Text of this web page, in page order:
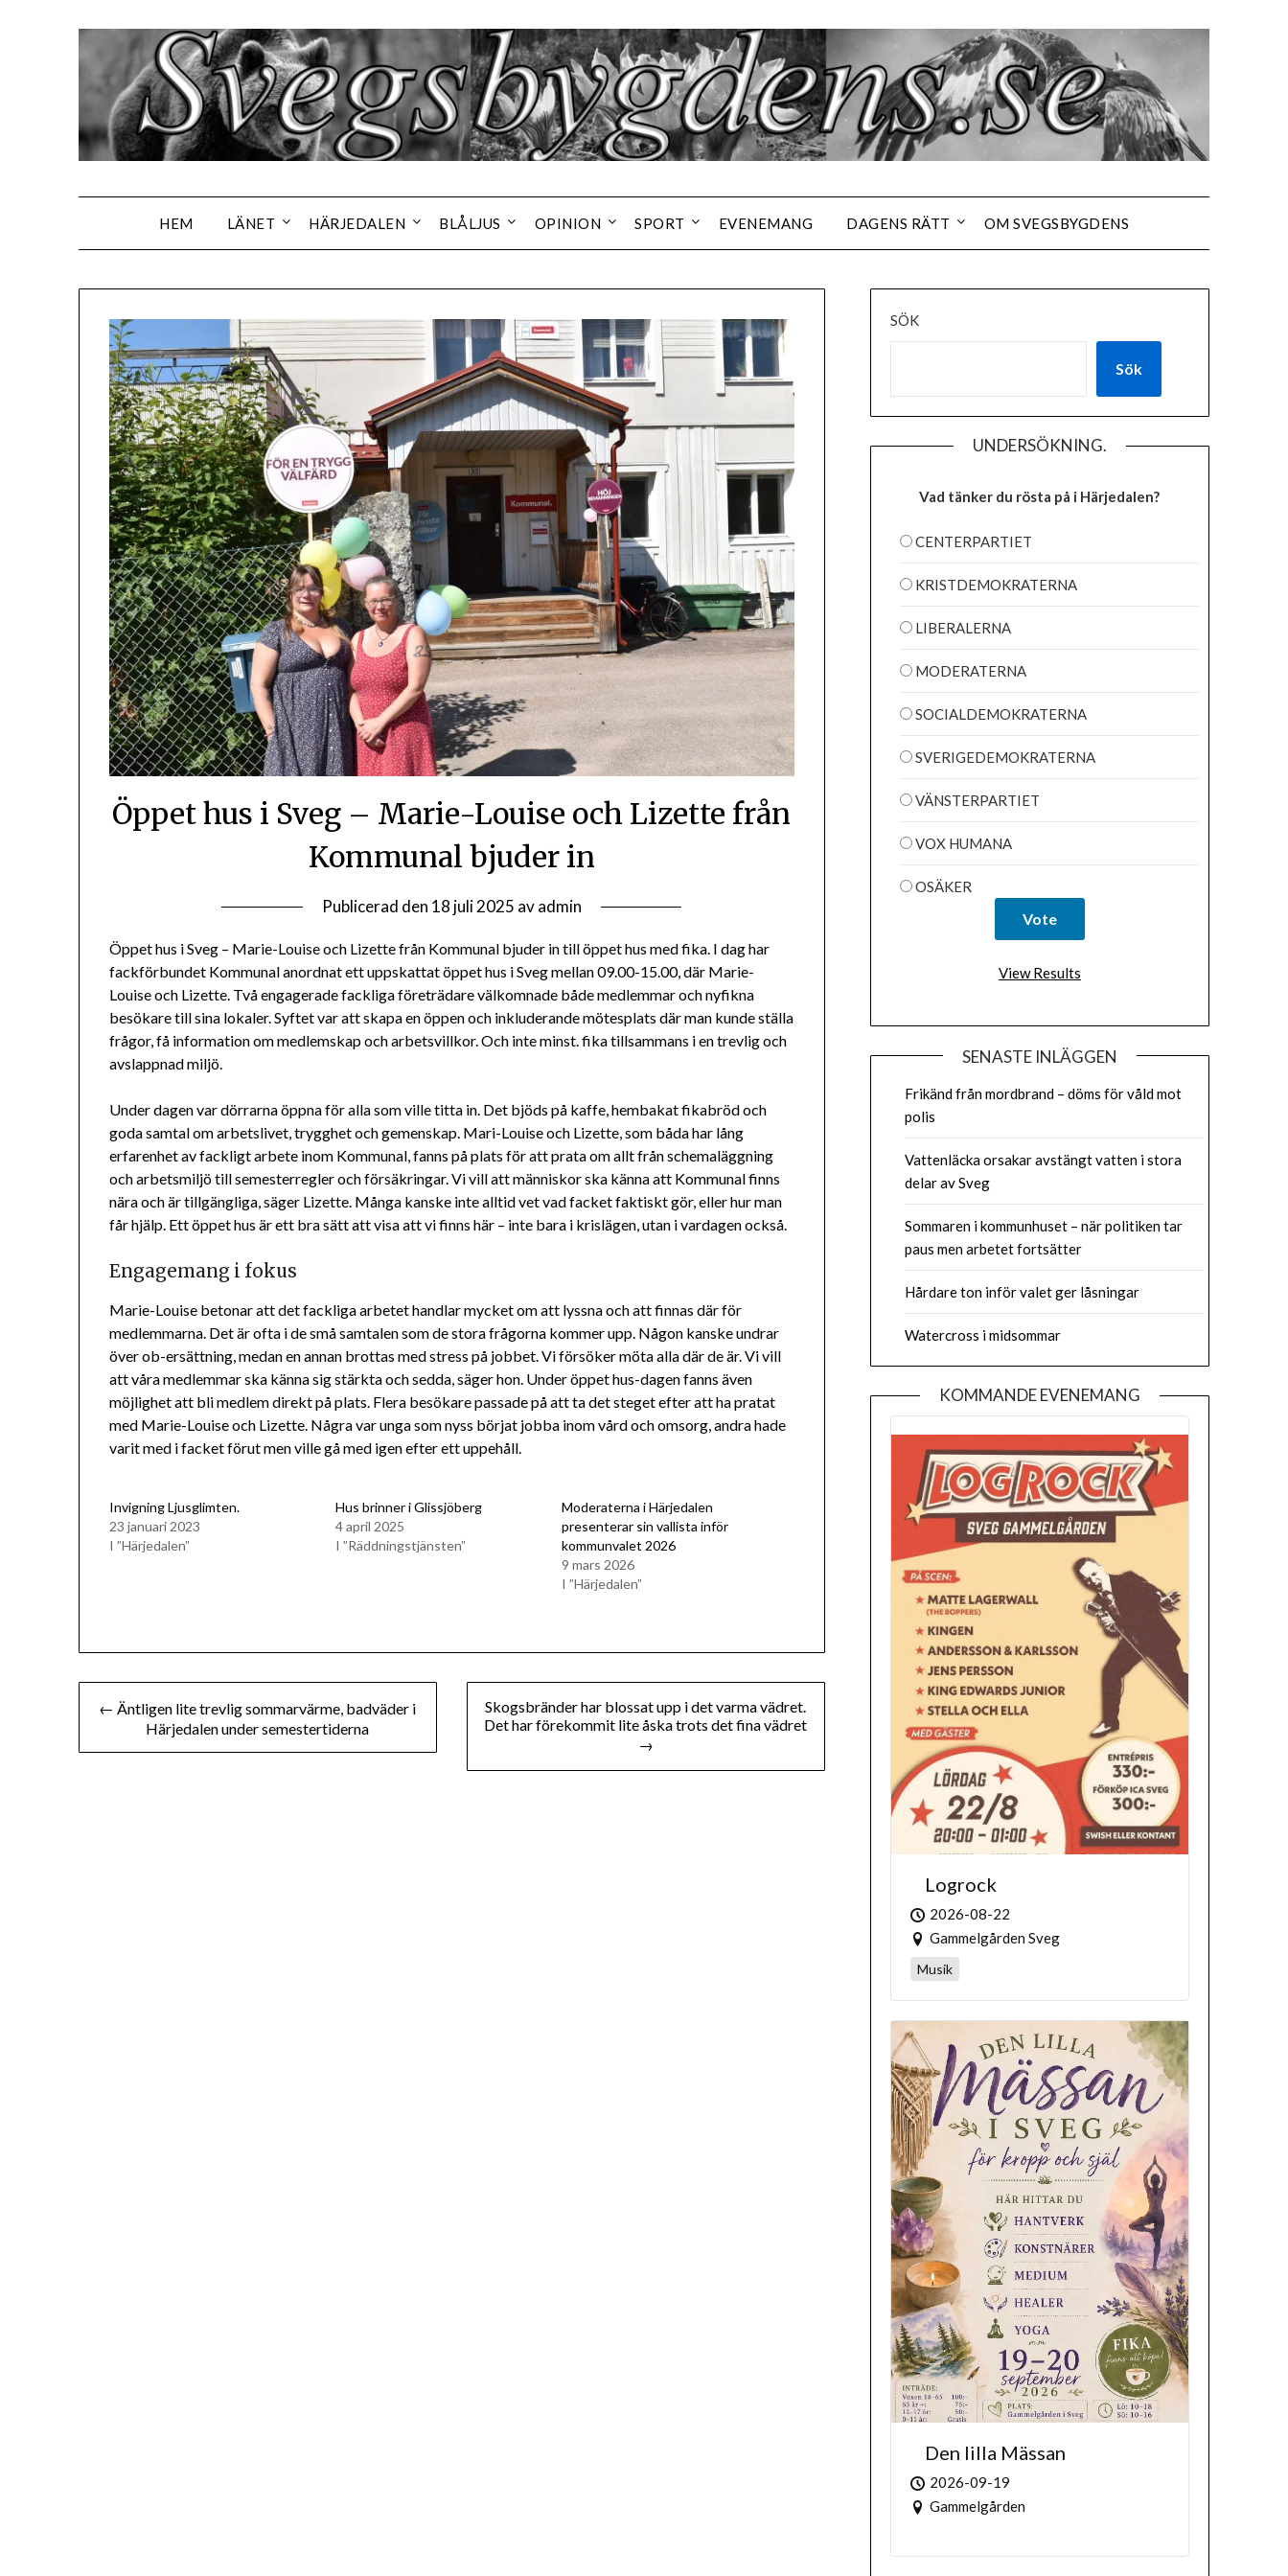
HEM LÄNET HÄRJEDALEN BLÅLJUS OPINION SPORT EVENEMANG DAGENS RÄTT OM SVEGSBYGDENS
Öppet hus i Sveg – Marie-Louise och Lizette från
Kommunal bjuder in
Publicerad den 18 juli 2025 avadmin
Öppet hus i Sveg – Marie-Louise och Lizette från Kommunal bjuder in till öppet hus med fika. I dag har
fackförbundet Kommunal anordnat ett uppskattat öppet hus i Sveg mellan 09.00-15.00, där Marie-
Louise och Lizette. Två engagerade fackliga företrädare välkomnade både medlemmar och nyfikna
besökare till sina lokaler. Syftet var att skapa en öppen och inkluderande mötesplats där man kunde ställa
frågor, få information om medlemskap och arbetsvillkor. Och inte minst. fika tillsammans i en trevlig och
avslappnad miljö.
Under dagen var dörrarna öppna för alla som ville titta in. Det bjöds på kaffe, hembakat fikabröd och
goda samtal om arbetslivet, trygghet och gemenskap. Mari-Louise och Lizette, som båda har lång
erfarenhet av fackligt arbete inom Kommunal, fanns på plats för att prata om allt från schemaläggning
och arbetsmiljö till semesterregler och försäkringar. Vi vill att människor ska känna att Kommunal finns
nära och är tillgängliga, säger Lizette. Många kanske inte alltid vet vad facket faktiskt gör, eller hur man
får hjälp. Ett öppet hus är ett bra sätt att visa att vi finns här – inte bara i krislägen, utan i vardagen också.
Engagemang i fokus
Marie-Louise betonar att det fackliga arbetet handlar mycket om att lyssna och att finnas där för
medlemmarna. Det är ofta i de små samtalen som de stora frågorna kommer upp. Någon kanske undrar
över ob-ersättning, medan en annan brottas med stress på jobbet. Vi försöker möta alla där de är. Vi vill
att våra medlemmar ska känna sig stärkta och sedda, säger hon. Under öppet hus-dagen fanns även
möjlighet att bli medlem direkt på plats. Flera besökare passade på att ta det steget efter att ha pratat
med Marie-Louise och Lizette. Några var unga som nyss börjat jobba inom vård och omsorg, andra hade
varit med i facket förut men ville gå med igen efter ett uppehåll.
Invigning Ljusglimten.
23 januari 2023
I ”Härjedalen”
Hus brinner i Glissjöberg
4 april 2025
I ”Räddningstjänsten”
Moderaterna i Härjedalen
presenterar sin vallista inför
kommunvalet 2026
9 mars 2026
I ”Härjedalen”
Inläggsnavigering
← Äntligen lite trevlig sommarvärme, badväder i
Härjedalen under semestertiderna
Skogsbränder har blossat upp i det varma vädret.
Det har förekommit lite åska trots det fina vädret
→
SÖK
Sök
UNDERSÖKNING.
Vad tänker du rösta på i Härjedalen?
CENTERPARTIET
KRISTDEMOKRATERNA
LIBERALERNA
MODERATERNA
SOCIALDEMOKRATERNA
SVERIGEDEMOKRATERNA
VÄNSTERPARTIET
VOX HUMANA
OSÄKER
View Results
SENASTE INLÄGGEN
Frikänd från mordbrand – döms för våld mot
polis
Vattenläcka orsakar avstängt vatten i stora
delar av Sveg
Sommaren i kommunhuset – när politiken tar
paus men arbetet fortsätter
Hårdare ton inför valet ger låsningar
Watercross i midsommar
KOMMANDE EVENEMANG
Logrock
2026-08-22
Gammelgården Sveg
Musik
Den lilla Mässan
2026-09-19
Gammelgården